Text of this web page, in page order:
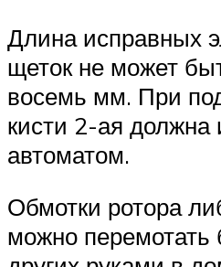
Длина исправных
щеток не может
восемь мм. При
кисти 2-ая должна
автоматом.
Обмотки ротора
можно